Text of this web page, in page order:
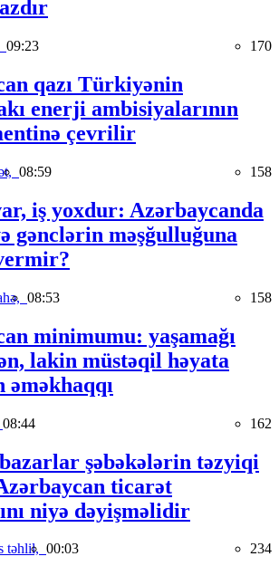
09:23 170
qazı Türkiyənin
enerji ambisiyalarının
çevrilir
08:59 158
iş yoxdur: Azərbaycanda
gənclərin məşğulluğuna
08:53 158
minimumu: yaşamağı
lakin müstəqil həyata
əməkhaqqı
08:44 162
şəbəkələrin təzyiqi
ticarət
niyə dəyişməlidir
təhlil, 00:03 234